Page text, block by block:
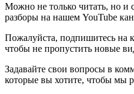
Можно не только читать, но и
разборы на нашем YouTube
Пожалуйста, подпишитесь на
чтобы не пропустить новые
Задавайте свои вопросы в
которые вы хотите, чтобы мы